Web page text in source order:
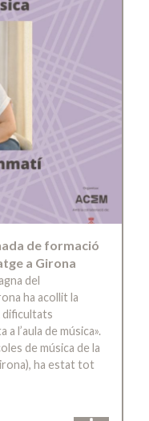
de formació
a Girona
del
ha acollit la
dificultats
l’aula de música».
de música de la
ha estat tot